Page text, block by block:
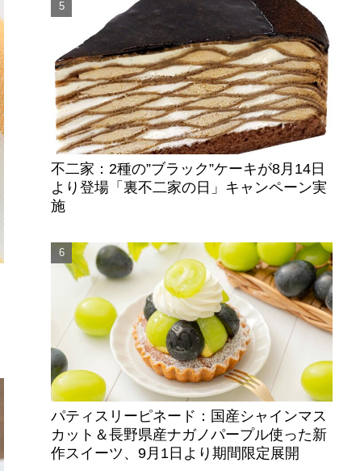
不二家：2種の”ブラック”ケーキが8月14日
より登場「裏不二家の日」キャンペーン実
施
パティスリーピネード：国産シャインマス
カット＆長野県産ナガノパープル使った新
作スイーツ、9月1日より期間限定展開